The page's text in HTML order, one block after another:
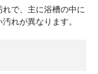
で、主に浴槽の中に
れが異なります。